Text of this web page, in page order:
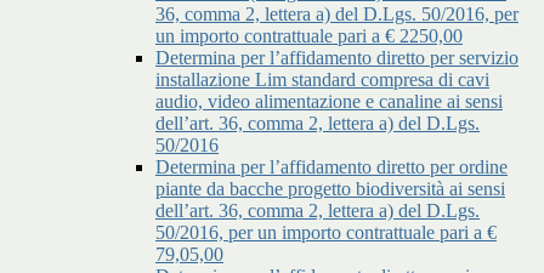
36, comma 2, lettera a) del D.Lgs. 50/2016, per
un importo contrattuale pari a € 2250,00
Determina per l’affidamento diretto per servizio
installazione Lim standard compresa di cavi
audio, video alimentazione e canaline ai sensi
dell’art. 36, comma 2, lettera a) del D.Lgs.
50/2016
Determina per l’affidamento diretto per ordine
piante da bacche progetto biodiversità ai sensi
dell’art. 36, comma 2, lettera a) del D.Lgs.
50/2016, per un importo contrattuale pari a €
79,05,00